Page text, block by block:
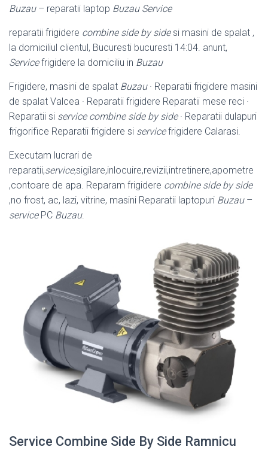
Buzau– reparatii laptop Buzau Service
reparatii frigidere combine side by sidesi masini de spalat ,
la domiciliul clientul, Bucuresti bucuresti 14:04. anunt,
Servicefrigidere la domiciliu in Buzau
Frigidere, masini de spalat Buzau· Reparatii frigidere masini
de spalat Valcea · Reparatii frigidere Reparatii mese reci ·
Reparatii si service combine side by side· Reparatii dulapuri
frigorifice Reparatii frigidere si servicefrigidere Calarasi.
Executam lucrari de
reparatii,service,sigilare,inlocuire,revizii,intretinere,apometre
,contoare de apa. Reparam frigidere combine side by side
,no frost, ac, lazi, vitrine, masini Reparatii laptopuri Buzau–
servicePC Buzau.
Service Combine Side By Side Ramnicu